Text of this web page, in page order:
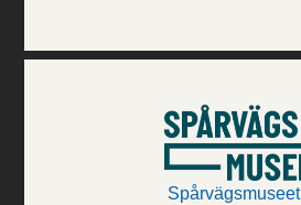
Spårvägsmuseet